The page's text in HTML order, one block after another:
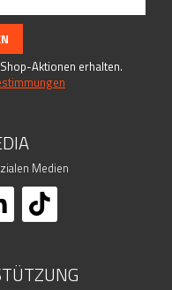
Aktionen erhalten.
Medien